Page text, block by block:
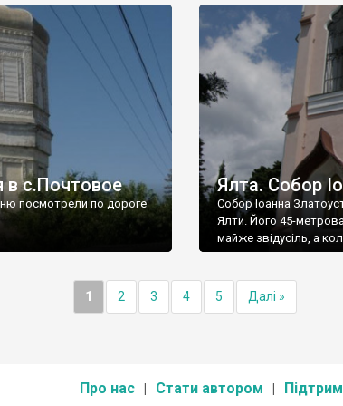
в с.Почтовое
посмотрели по дороге
Ялта. Собор
Собор Іоанна
Ялти. Його 45-метрова
майже звідусіль, а
1 2 3 4 5 Далі »
Про нас Стати автором